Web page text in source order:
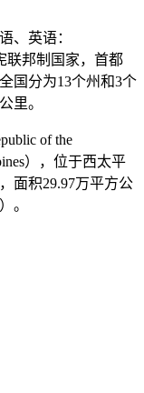
、英语：
联邦制国家，首都
国分为13个州和3个
里。
of the
），位于西太平
面积29.97万平方公
。